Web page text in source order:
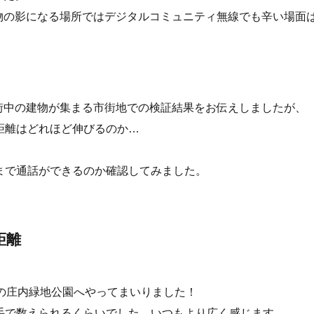
の影になる場所ではデジタルコミュニティ無線でも辛い場面
の建物が集まる市街地での検証結果をお伝えしましたが、
離はどれほど伸びるのか…
通話ができるのか確認してみました。
離
内緑地公園へやってまいりました！